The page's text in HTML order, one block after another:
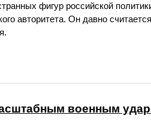
фигур российской
авторитета. Он давно
военным